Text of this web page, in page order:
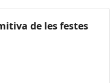
de les festes